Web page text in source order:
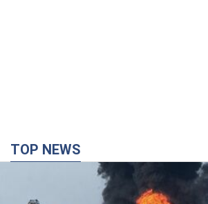
TOP NEWS